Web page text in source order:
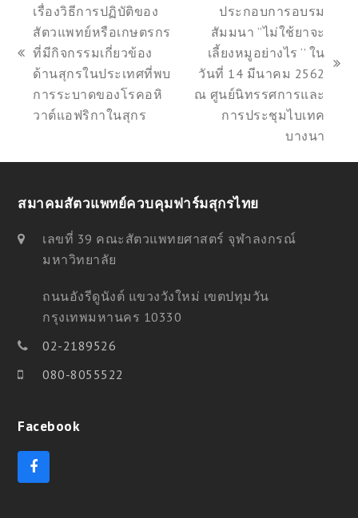
previous
post:
เรื่องวิธีการปฏิบัติของ
สัตวแพทย์หรือเกษตรกร
ที่มีกิจกรรมเกี่ยวข้อง
ด้านสุกรในประเทศที่พบ
การระบาดของโรคอหิ
วาต์แอฟริกาในสุกร
next
post:
ประกอบการอบรม
สัมมนา ‘’ไม่ใช้ยาจะ
เลี้ยงหมูอย่างไร ‘’ ใน
วันที่ 14 มีนาคม 2562
ณ ศูนย์นิทรรศการและ
การประชุมไบเทค
บางนา
สมาคมสัตวแพทย์ควบคุมฟาร์มสุกรไทย
เลขที่ 39 คณะสัตวแพทยศาสตร์ จุฬาลงกรณ์
มหาวิทยาลัย
ถนนอังรีดูนังต์ แขวงวังใหม่ เขตปทุมวัน
กรุงเทพมหานคร 10330
02-2189526
080-8055522
Facebook
F
a